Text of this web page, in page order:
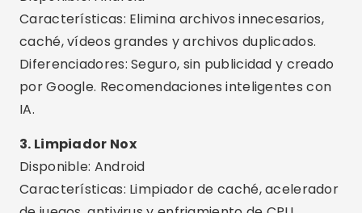
de juegos, antivirus y enfriamiento de CPU.
Diferenciadores: Interfaz moderna,
notificaciones útiles y limpieza profunda con un
toque.
4. AVG Cleaner
Disponible: Android
Características: Elimina basura digital, fotos
duplicadas, caché y cierra aplicaciones en
segundo plano.